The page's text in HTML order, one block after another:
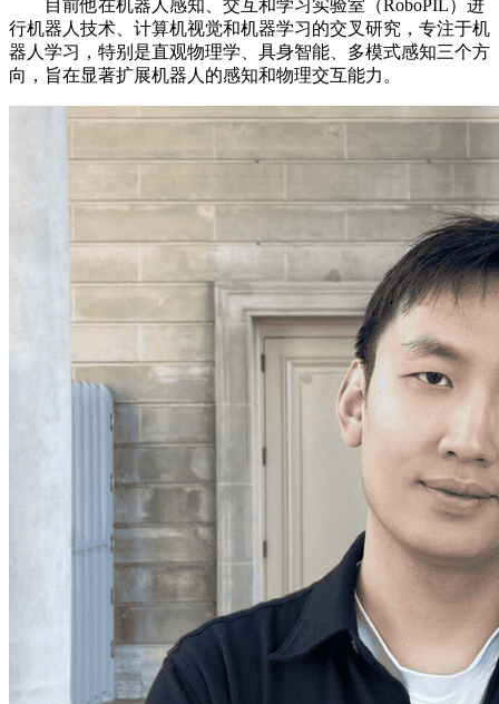
目前他在机器人感知、交互和学习实验室（RoboPIL）进
行机器人技术、计算机视觉和机器学习的交叉研究，专注于机
器人学习，特别是直观物理学、具身智能、多模式感知三个方
向，旨在显著扩展机器人的感知和物理交互能力。